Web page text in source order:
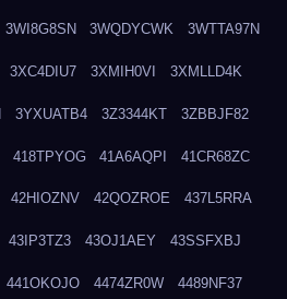
3WI8G8SN 3WQDYCWK 3WTTA97N
3XC4DIU7 3XMIH0VI 3XMLLD4K
3YXUATB4 3Z3344KT 3ZBBJF82
418TPYOG 41A6AQPI 41CR68ZC
42HIOZNV 42QOZROE 437L5RRA
43IP3TZ3 43OJ1AEY 43SSFXBJ
441OKOJO 4474ZR0W 4489NF37